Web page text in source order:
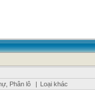
Phân lô | Loại khác